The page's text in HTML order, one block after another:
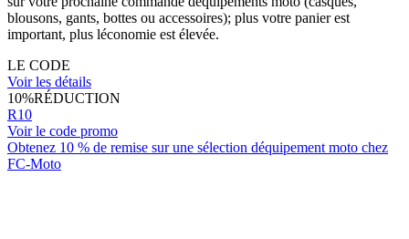
blousons, gants, bottes ou accessoires); plus votre panier est
important, plus léconomie est élevée.
LE CODE
Voir les détails
10%RÉDUCTION
R10
Voir le code promo
Obtenez 10 % de remise sur une sélection déquipement moto chez
FC-Moto